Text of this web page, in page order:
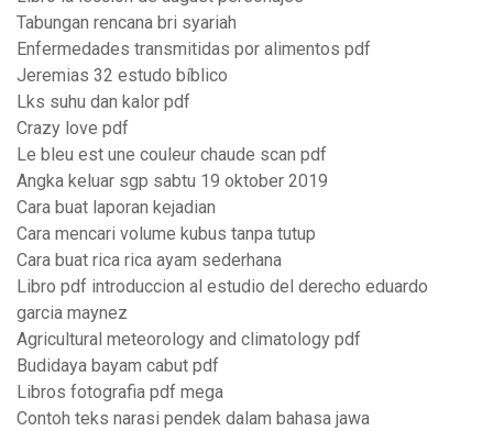
Tabungan rencana bri syariah
Enfermedades transmitidas por alimentos pdf
Jeremias 32 estudo bíblico
Lks suhu dan kalor pdf
Crazy love pdf
Le bleu est une couleur chaude scan pdf
Angka keluar sgp sabtu 19 oktober 2019
Cara buat laporan kejadian
Cara mencari volume kubus tanpa tutup
Cara buat rica rica ayam sederhana
Libro pdf introduccion al estudio del derecho eduardo
garcia maynez
Agricultural meteorology and climatology pdf
Budidaya bayam cabut pdf
Libros fotografia pdf mega
Contoh teks narasi pendek dalam bahasa jawa